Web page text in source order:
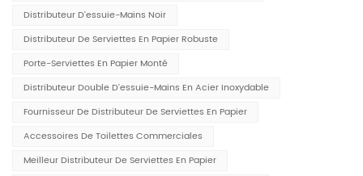
Distributeur D'essuie-Mains Noir
Distributeur De Serviettes En Papier Robuste
Porte-Serviettes En Papier Monté
Distributeur Double D'essuie-Mains En Acier Inoxydable
Fournisseur De Distributeur De Serviettes En Papier
Accessoires De Toilettes Commerciales
Meilleur Distributeur De Serviettes En Papier